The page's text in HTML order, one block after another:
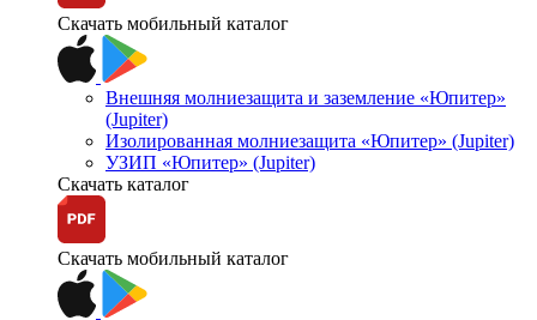
Скачать мобильный каталог
Внешняя молниезащита и заземление «Юпитер»
(Jupiter)
Изолированная молниезащита «Юпитер» (Jupiter)
УЗИП «Юпитер» (Jupiter)
Скачать каталог
Скачать мобильный каталог